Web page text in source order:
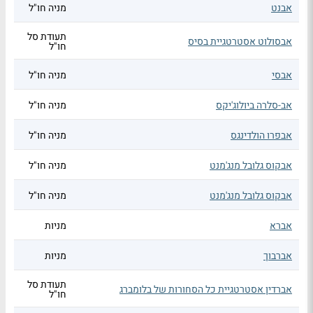
אבנט מניה חו"ל
אבסולוט אסטרטגיית בסיס תעודת סל
חו"ל
אבסי
מניה חו"ל
אב-סלרה ביולוג'יקס מניה חו"ל
אבפרו הולדינגס מניה חו"ל
אבקוס גלובל מנג'מנט מניה חו"ל
אבקוס גלובל מנג'מנט מניה חו"ל
אברא מניות
אברבוך מניות
אברדין אסטרטגיית כל הסחורות של בלומברג תעודת סל
חו"ל